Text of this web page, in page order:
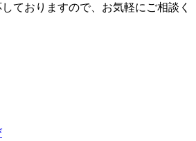
ておりますので、お気軽にご相談く